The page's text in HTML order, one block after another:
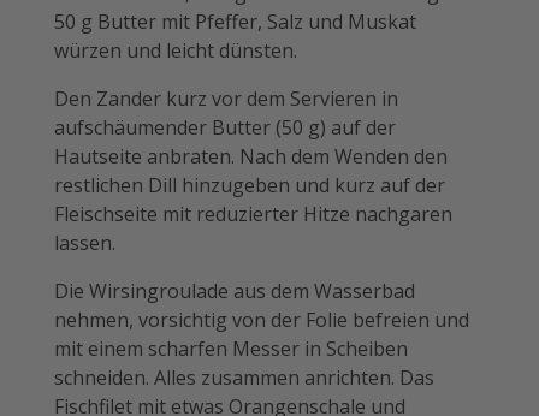
50 g Butter mit Pfeffer, Salz und Muskat
würzen und leicht dünsten.
Den Zander kurz vor dem Servieren in
aufschäumender Butter (50 g) auf der
Hautseite anbraten. Nach dem Wenden den
rest­lichen Dill ­hinzugeben und kurz auf der
Fleischseite mit reduzierter Hitze nachgaren
lassen.
Die Wirsingroulade aus dem Wasserbad
nehmen, vorsichtig von der Folie befreien und
mit einem scharfen Messer in Scheiben
schneiden. Alles zusammen anrichten. Das
Fischfilet mit etwas Orangenschale und